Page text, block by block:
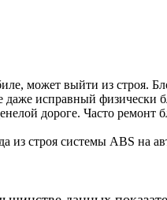
может выйти из строя.
исправный физически
дороге. Часто ремонт
из строя системы ABS на